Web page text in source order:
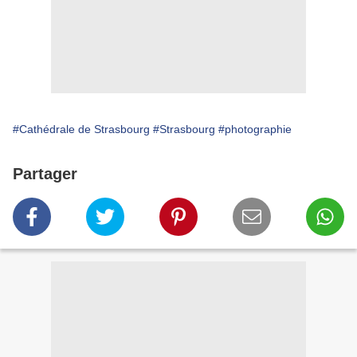
#Cathédrale de Strasbourg #Strasbourg #photographie
Partager